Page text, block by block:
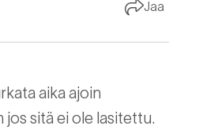
Jaa
aika ajoin
jos sitä ei ole lasitettu.